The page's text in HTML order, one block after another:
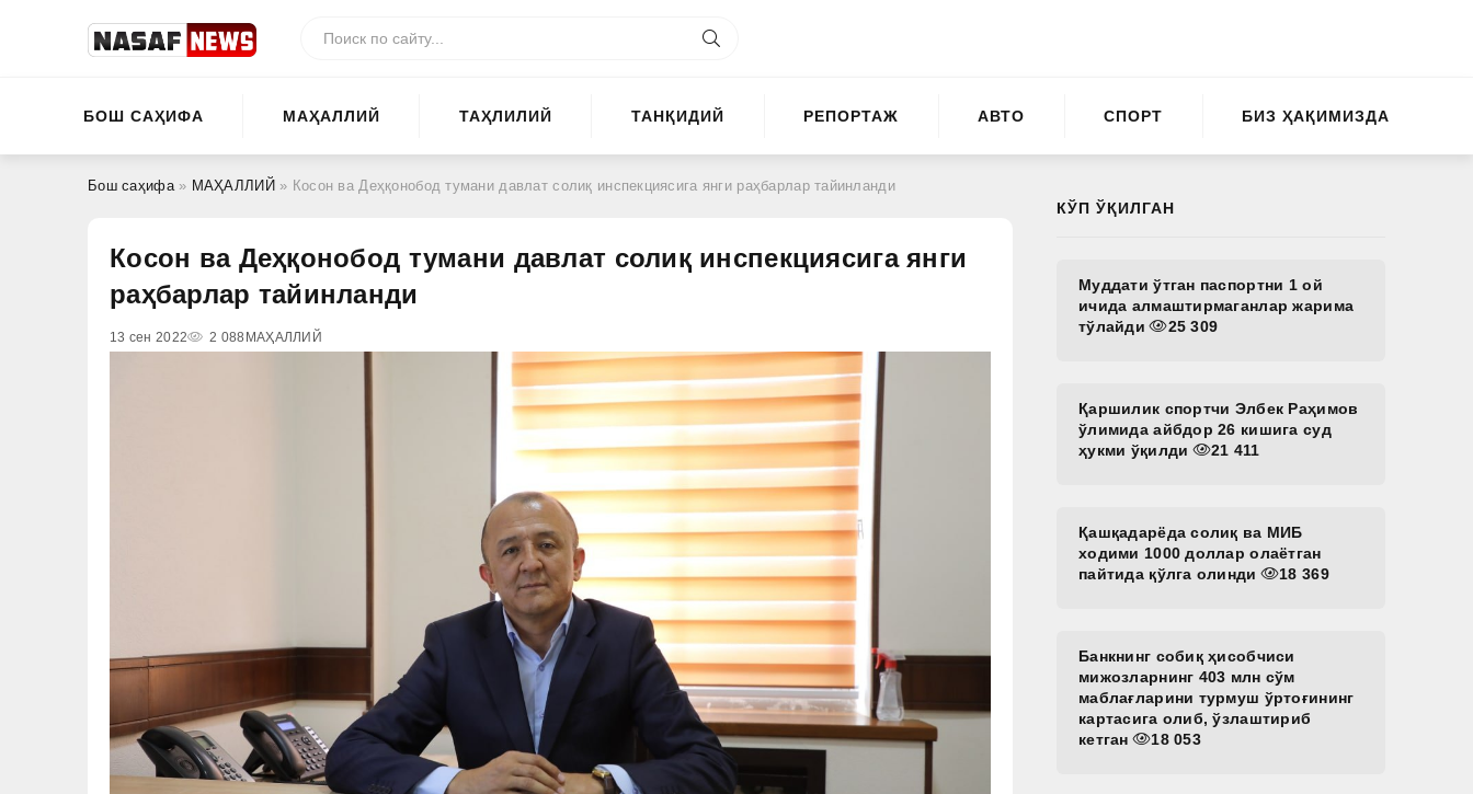
БОШ САҲИФА МАҲАЛЛИЙ ТАҲЛИЛИЙ ТАНҚИДИЙ РЕПОРТАЖ АВТО СПОРТ БИЗ ҲАҚИМИЗДА
Бош саҳифа» МАҲАЛЛИЙ » Косон ва Деҳқонобод тумани давлат солиқ инспекциясига янги раҳбарлар тайинланди
Косон ва Деҳқонобод тумани давлат солиқ инспекциясига янги
раҳбарлар тайинланди
13 сен 2022 2 088 МАҲАЛЛИЙ
КЎП ЎҚИЛГАН
Муддати ўтган паспортни 1 ой
ичида алмаштирмаганлар жарима
тўлайди
25 309
Қаршилик спортчи Элбек Раҳимов
ўлимида айбдор 26 кишига суд
ҳукми ўқилди
21 411
Қашқадарёда солиқ ва МИБ
ходими 1000 доллар олаётган
пайтида қўлга олинди
18 369
Банкнинг собиқ ҳисобчиси
мижозларнинг 403 млн сўм
маблағларини турмуш ўртоғининг
картасига олиб, ўзлаштириб
кетган
18 053